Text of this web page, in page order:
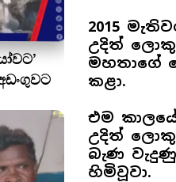
2015
උදිත්
මහතාගේ
කළා.
එම
උදිත්
බැණ
හිමිවූවා.